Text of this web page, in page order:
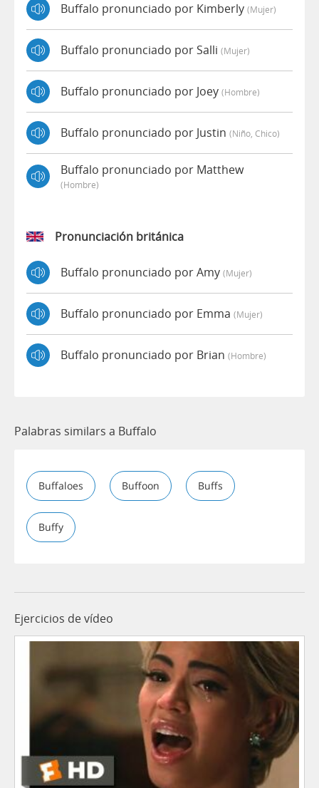
Buffalo pronunciado por Kimberly (mujer)
Buffalo pronunciado por Salli (mujer)
Buffalo pronunciado por Joey (hombre)
Buffalo pronunciado por Justin (niño, Chico)
Buffalo pronunciado por Matthew
(hombre)
Pronunciación británica
Buffalo pronunciado por Amy (mujer)
Buffalo pronunciado por Emma (mujer)
Buffalo pronunciado por Brian (hombre)
Palabras similars a Buffalo
Buffaloes Buffoon Buffs
Buffy
Ejercicios de vídeo